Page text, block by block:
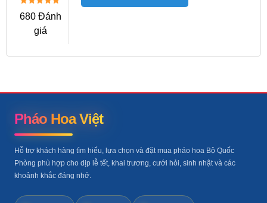
680 Đánh
giá
Pháo Hoa Việt
Hỗ trợ khách hàng tìm hiểu, lựa chọn và đặt mua pháo hoa Bộ Quốc
Phòng phù hợp cho dịp lễ tết, khai trương, cưới hỏi, sinh nhật và các
khoảnh khắc đáng nhớ.